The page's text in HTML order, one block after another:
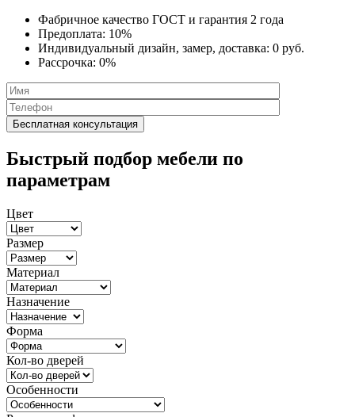
Фабричное качество ГОСТ и гарантия 2 года
Предоплата: 10%
Индивидуальный дизайн, замер, доставка: 0 руб.
Рассрочка: 0%
Быстрый подбор мебели по
параметрам
Цвет
Размер
Материал
Назначение
Форма
Кол-во дверей
Особенности